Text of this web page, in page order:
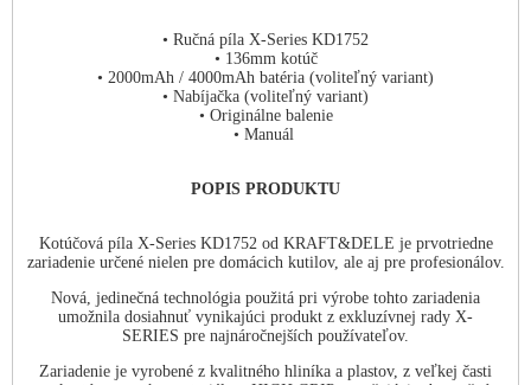
• Ručná píla X-Series KD1752
• 136mm kotúč
• 2000mAh / 4000mAh batéria (voliteľný variant)
• Nabíjačka (voliteľný variant)
• Originálne balenie
• Manuál
POPIS PRODUKTU
Kotúčová píla X-Series KD1752 od KRAFT&DELE je prvotriedne
zariadenie určené nielen pre domácich kutilov, ale aj pre profesionálov.
Nová, jedinečná technológia použitá pri výrobe tohto zariadenia
umožnila dosiahnuť vynikajúci produkt z exkluzívnej rady X-
SERIES pre najnáročnejších používateľov.
Zariadenie je vyrobené z kvalitného hliníka a plastov, z veľkej časti